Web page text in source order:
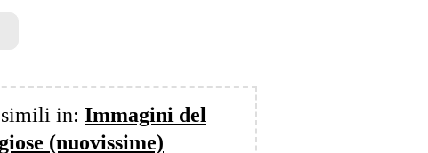
in: Immagini del
(nuovissime)